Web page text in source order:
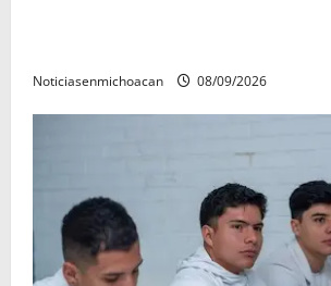
Noticiasenmichoacan 08/09/2026